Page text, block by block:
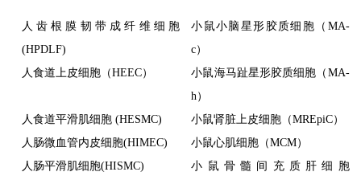
人齿根膜韧带成纤维细胞
(HPDLF)
小鼠小脑星形胶质细胞（MA-
c）
人食道上皮细胞（HEEC）
小鼠海马趾星形胶质细胞（MA-
h）
人食道平滑肌细胞 (HESMC)
小鼠肾脏上皮细胞（MREpiC）
人肠微血管内皮细胞(HIMEC)
小鼠心肌细胞（MCM）
人肠平滑肌细胞(HISMC)
小鼠骨髓间充质肝细胞